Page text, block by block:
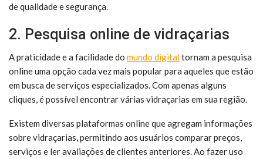
de qualidade e segurança.
2. Pesquisa online de vidraçarias
A praticidade e a facilidade do mundo digitaltornam a pesquisa
online uma opção cada vez mais popular para aqueles que estão
em busca de serviços especializados. Com apenas alguns
cliques, é possível encontrar várias vidraçarias em sua região.
Existem diversas plataformas online que agregam informações
sobre vidraçarias, permitindo aos usuários comparar preços,
serviços e ler avaliações de clientes anteriores. Ao fazer uso